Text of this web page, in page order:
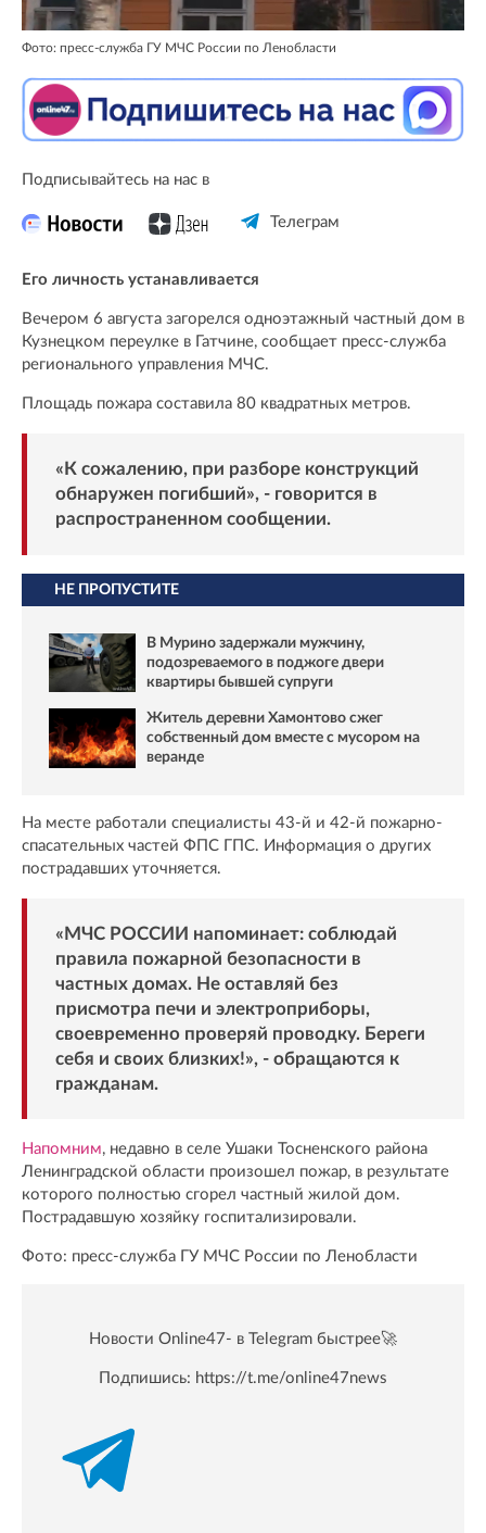
Фото: пресс-служба ГУ МЧС России по Ленобласти
Подписывайтесь на нас в
Телеграм
Его личность устанавливается
Вечером 6 августа загорелся одноэтажный частный дом в
Кузнецком переулке в Гатчине, сообщает пресс-служба
регионального управления МЧС.
Площадь пожара составила 80 квадратных метров.
«К сожалению, при разборе конструкций
обнаружен погибший», - говорится в
распространенном сообщении.
НЕ ПРОПУСТИТЕ
В Мурино задержали мужчину,
подозреваемого в поджоге двери
квартиры бывшей супруги
Житель деревни Хамонтово сжег
собственный дом вместе с мусором на
веранде
На месте работали специалисты 43-й и 42-й пожарно-
спасательных частей ФПС ГПС. Информация о других
пострадавших уточняется.
«МЧС РОССИИ напоминает: соблюдай
правила пожарной безопасности в
частных домах. Не оставляй без
присмотра печи и электроприборы,
своевременно проверяй проводку. Береги
себя и своих близких!», - обращаются к
гражданам.
Напомним, недавно в селе Ушаки Тосненского района
Ленинградской области произошел пожар, в результате
которого полностью сгорел частный жилой дом.
Пострадавшую хозяйку госпитализировали.
Фото: пресс-служба ГУ МЧС России по Ленобласти
Новости Online47- в Telegram быстрее🚀
Подпишись: https://t.me/online47news